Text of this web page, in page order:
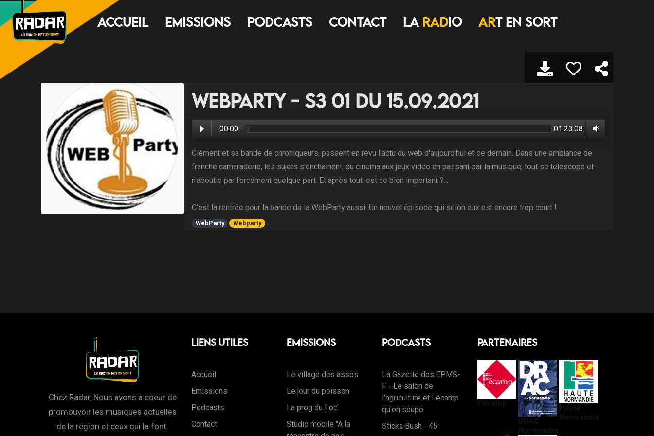
Accueil Emissions Podcasts Contact LA RADIO ART EN SORT
WebParty - S3 01 du 15.09.2021
00:00 01:23:08
Clément et sa bande de chroniqueurs, passent en revu l'actu du web d'aujourd'hui et de demain. Dans une ambiance de
franche camaraderie, les sujets s'enchainent, du cinéma aux jeux vidéo en passant par la musique, tout se télescope et
n'aboutie par forcément quelque part. Et après tout, est ce bien important ?...
C'est la rentrée pour la bande de la WebParty aussi. Un nouvel épisode qui selon eux est encore trop court !
WebParty Webparty
Chez Radar, Nous avons à coeur de
promouvoir les musiques actuelles
de la région et ceux qui la font.
Liens Utiles
Accueil
Emissions
Podcasts
Contact
Emissions
Le village des assos
Le jour du poisson
La prog du Loc'
Studio mobile "A la
Podcasts
La Gazette des EPMS-
F - Le salon de
l'agriculture et Fécamp
qu'on soupe
Sticka Bush - 45
Partenaires